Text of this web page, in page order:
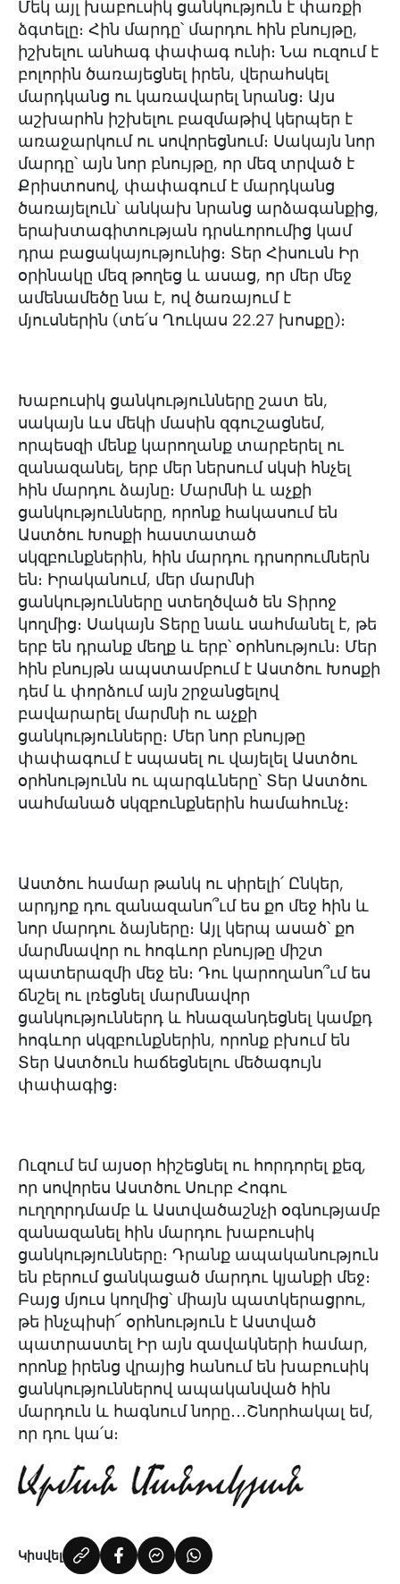
Մեկ այլ խաբուսիկ ցանկություն է փառքի
ձգտելը։ Հին մարդը՝ մարդու հին բնույթը,
իշխելու անհագ փափագ ունի։ Նա ուզում է
բոլորին ծառայեցնել իրեն, վերահսկել
մարդկանց ու կառավարել նրանց։ Այս
աշխարհն իշխելու բազմաթիվ կերպեր է
առաջարկում ու սովորեցնում։ Սակայն նոր
մարդը՝ այն նոր բնույթը, որ մեզ տրված է
Քրիստոսով, փափագում է մարդկանց
ծառայելուն՝ անկախ նրանց արձագանքից,
երախտագիտության դրսևորումից կամ
դրա բացակայությունից։ Տեր Հիսուսն Իր
օրինակը մեզ թողեց և ասաց, որ մեր մեջ
ամենամեծը նա է, ով ծառայում է
մյուսներին (տե՛ս Ղուկաս 22.27 խոսքը)։
Խաբուսիկ ցանկությունները շատ են,
սակայն ևս մեկի մասին զգուշացնեմ,
որպեսզի մենք կարողանք տարբերել ու
զանազանել, երբ մեր ներսում սկսի հնչել
հին մարդու ձայնը։ Մարմնի և աչքի
ցանկությունները, որոնք հակասում են
Աստծու Խոսքի հաստատած
սկզբունքներին, հին մարդու դրսորումներն
են։ Իրականում, մեր մարմնի
ցանկությունները ստեղծված են Տիրոջ
կողմից։ Սակայն Տերը նաև սահմանել է, թե
երբ են դրանք մեղք և երբ՝ օրհնություն։ Մեր
հին բնույթն ապստամբում է Աստծու Խոսքի
դեմ և փորձում այն շրջանցելով
բավարարել մարմնի ու աչքի
ցանկությունները։ Մեր նոր բնույթը
փափագում է սպասել ու վայելել Աստծու
օրհնությունն ու պարգևները՝ Տեր Աստծու
սահմանած սկզբունքներին համահունչ։
Աստծու համար թանկ ու սիրելի՛ Ընկեր,
արդյոք դու զանազանո՞ւմ ես քո մեջ հին և
նոր մարդու ձայները։ Այլ կերպ ասած՝ քո
մարմնավոր ու հոգևոր բնույթը միշտ
պատերազմի մեջ են։ Դու կարողանո՞ւմ ես
ճնշել ու լռեցնել մարմնավոր
ցանկություններդ և հնազանդեցնել կամքդ
հոգևոր սկզբունքներին, որոնք բխում են
Տեր Աստծուն հաճեցնելու մեծագույն
փափագից։
Ուզում եմ այսօր հիշեցնել ու հորդորել քեզ,
որ սովորես Աստծու Սուրբ Հոգու
ուղղորդմամբ և Աստվածաշնչի օգնությամբ
զանազանել հին մարդու խաբուսիկ
ցանկությունները։ Դրանք ապականություն
են բերում ցանկացած մարդու կյանքի մեջ։
Բայց մյուս կողմից՝ միայն պատկերացրու,
թե ինչպիսի՜ օրհնություն է Աստված
պատրաստել Իր այն զավակների համար,
որոնք իրենց վրայից հանում են խաբուսիկ
ցանկություններով ապականված հին
մարդուն և հագնում նորը․․․Շնորհակալ եմ,
որ դու կա՛ս։
Կիսվել